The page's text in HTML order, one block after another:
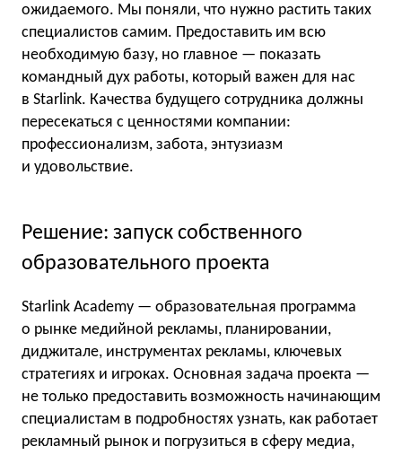
ожидаемого. Мы поняли, что нужно растить таких
специалистов самим. Предоставить им всю
необходимую базу, но главное — показать
командный дух работы, который важен для нас
в Starlink. Качества будущего сотрудника должны
пересекаться с ценностями компании:
профессионализм, забота, энтузиазм
и удовольствие.
Решение: запуск собственного
образовательного проекта
Starlink Academy — образовательная программа
о рынке медийной рекламы, планировании,
диджитале, инструментах рекламы, ключевых
стратегиях и игроках. Основная задача проекта —
не только предоставить возможность начинающим
специалистам в подробностях узнать, как работает
рекламный рынок и погрузиться в сферу медиа,